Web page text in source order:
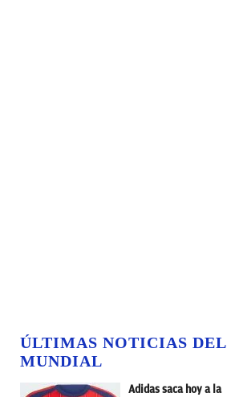
ÚLTIMAS NOTICIAS DEL
MUNDIAL
Adidas saca hoy a la